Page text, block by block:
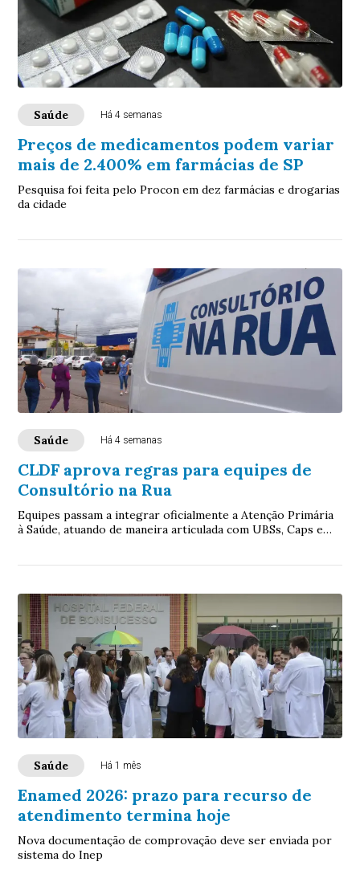
Saúde Há 4 semanas
Preços de medicamentos podem variar
mais de 2.400% em farmácias de SP
Pesquisa foi feita pelo Procon em dez farmácias e drogarias
da cidade
Saúde Há 4 semanas
CLDF aprova regras para equipes de
Consultório na Rua
Equipes passam a integrar oficialmente a Atenção Primária
à Saúde, atuando de maneira articulada com UBSs, Caps e
Saúde Há 1 mês
Enamed 2026: prazo para recurso de
atendimento termina hoje
Nova documentação de comprovação deve ser enviada por
sistema do Inep